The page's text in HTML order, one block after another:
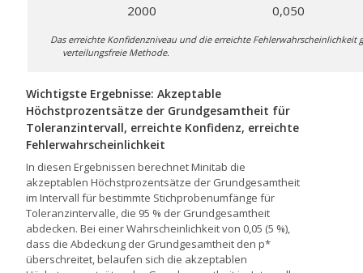
2000
0,050
Das erreichte Konfidenzniveau und die erreichte Fehlerwahrscheinlichkeit
verteilungsfreie Methode.
Wichtigste Ergebnisse: Akzeptable
Höchstprozentsätze der Grundgesamtheit für
Toleranzintervall, erreichte Konfidenz, erreichte
Fehlerwahrscheinlichkeit
In diesen Ergebnissen berechnet Minitab die
akzeptablen Höchstprozentsätze der Grundgesamtheit
im Intervall für bestimmte Stichprobenumfänge für
Toleranzintervalle, die 95 % der Grundgesamtheit
abdecken. Bei einer Wahrscheinlichkeit von 0,05 (5 %),
dass die Abdeckung der Grundgesamtheit den p*
überschreitet, belaufen sich die akzeptablen